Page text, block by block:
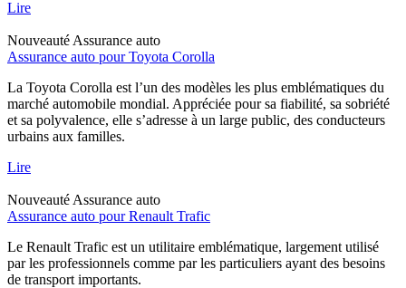
Lire
Nouveauté Assurance auto
Assurance auto pour Toyota Corolla
La Toyota Corolla est l’un des modèles les plus emblématiques du
marché automobile mondial. Appréciée pour sa fiabilité, sa sobriété
et sa polyvalence, elle s’adresse à un large public, des conducteurs
urbains aux familles.
Lire
Nouveauté Assurance auto
Assurance auto pour Renault Trafic
Le Renault Trafic est un utilitaire emblématique, largement utilisé
par les professionnels comme par les particuliers ayant des besoins
de transport importants.